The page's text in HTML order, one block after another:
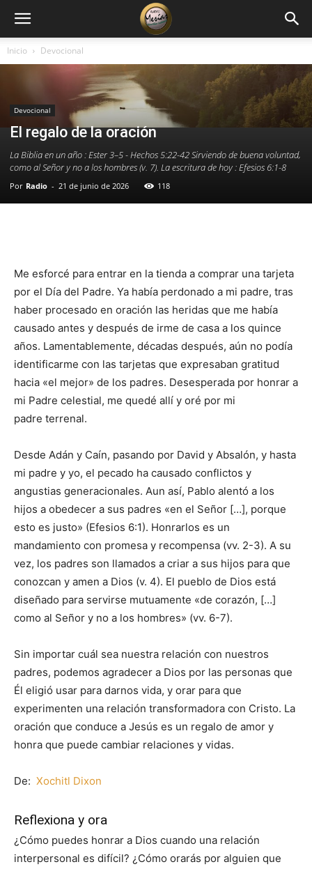
Inicio Devocional
Devocional
El regalo de la oración
La Biblia en un año : Ester 3–5 - Hechos 5:22-42 Sirviendo de buena voluntad,
como al Señor y no a los hombres (v. 7). La escritura de hoy : Efesios 6:1-8
Por Radio - 21 de junio de 2026 118
Me esforcé para entrar en la tienda a comprar una tarjeta
por el Día del Padre. Ya había perdonado a mi padre, tras
haber procesado en oración las heridas que me había
causado antes y después de irme de casa a los quince
años. Lamentablemente, décadas después, aún no podía
identificarme con las tarjetas que expresaban gratitud
hacia «el mejor» de los padres. Desesperada por honrar a
mi Padre celestial, me quedé allí y oré por mi
padre terrenal.
Desde Adán y Caín, pasando por David y Absalón, y hasta
mi padre y yo, el pecado ha causado conflictos y
angustias generacionales. Aun así, Pablo alentó a los
hijos a obedecer a sus padres «en el Señor […], porque
esto es justo» (Efesios 6:1). Honrarlos es un
mandamiento con promesa y recompensa (vv. 2-3). A su
vez, los padres son llamados a criar a sus hijos para que
conozcan y amen a Dios (v. 4). El pueblo de Dios está
diseñado para servirse mutuamente «de corazón, […]
como al Señor y no a los hombres» (vv. 6-7).
Sin importar cuál sea nuestra relación con nuestros
padres, podemos agradecer a Dios por las personas que
Él eligió usar para darnos vida, y orar para que
experimenten una relación transformadora con Cristo. La
oración que conduce a Jesús es un regalo de amor y
honra que puede cambiar relaciones y vidas.
De: Xochitl Dixon
Reflexiona y ora
¿Cómo puedes honrar a Dios cuando una relación
interpersonal es difícil? ¿Cómo orarás por alguien que